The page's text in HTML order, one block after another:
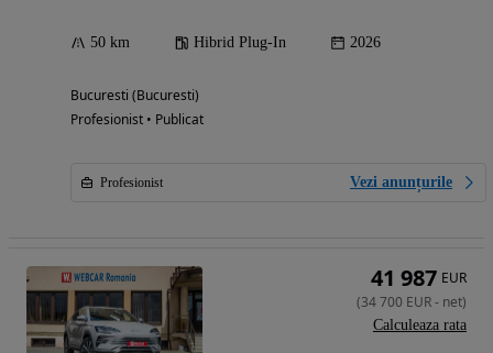
50 km Hibrid Plug-In 2026
Bucuresti (Bucuresti)
Profesionist • Publicat
Profesionist Vezi anunțurile
41 987 EUR
(34 700 EUR- net)
Calculeaza rata